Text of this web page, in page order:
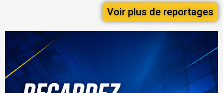
Voir plus de reportages